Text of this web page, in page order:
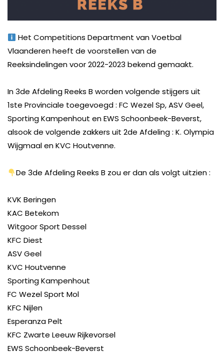
Het Competitions Department van Voetbal
Vlaanderen heeft de voorstellen van de
Reeksindelingen voor 2022-2023 bekend gemaakt.
In 3de Afdeling Reeks B worden volgende stijgers uit
1ste Provinciale toegevoegd : FC Wezel Sp, ASV Geel,
Sporting Kampenhout en EWS Schoonbeek-Beverst,
alsook de volgende zakkers uit 2de Afdeling : K. Olympia
Wijgmaal en KVC Houtvenne.
De 3de Afdeling Reeks B zou er dan als volgt uitzien :
KVK Beringen
KAC Betekom
Witgoor Sport Dessel
KFC Diest
ASV Geel
KVC Houtvenne
Sporting Kampenhout
FC Wezel Sport Mol
KFC Nijlen
Esperanza Pelt
KFC Zwarte Leeuw Rijkevorsel
EWS Schoonbeek-Beverst